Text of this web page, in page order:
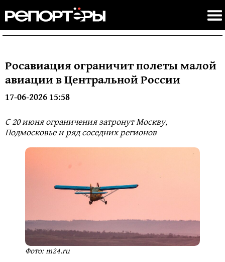
Росавиация ограничит полеты малой
авиации в Центральной России
17-06-2026 15:58
С 20 июня ограничения затронут Москву,
Подмосковье и ряд соседних регионов
Фото: m24.ru